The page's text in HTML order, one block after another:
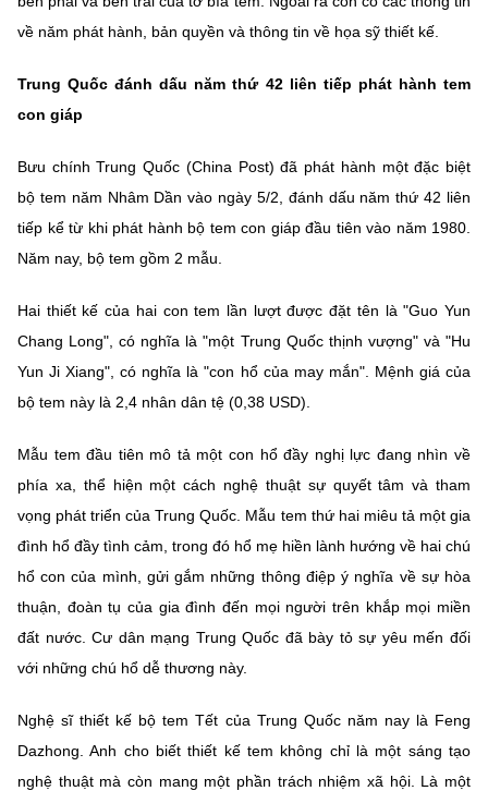
về năm phát hành, bản quyền và thông tin về họa sỹ thiết kế.
Trung Quốc đánh dấu năm thứ 42 liên tiếp phát hành tem
con giáp
Bưu chính Trung Quốc (China Post) đã phát hành một đặc biệt
bộ tem năm Nhâm Dần vào ngày 5/2, đánh dấu năm thứ 42 liên
tiếp kể từ khi phát hành bộ tem con giáp đầu tiên vào năm 1980.
Năm nay, bộ tem gồm 2 mẫu.
Hai thiết kế của hai con tem lần lượt được đặt tên là "Guo Yun
Chang Long", có nghĩa là "một Trung Quốc thịnh vượng" và "Hu
Yun Ji Xiang", có nghĩa là "con hổ của may mắn". Mệnh giá của
bộ tem này là 2,4 nhân dân tệ (0,38 USD).
Mẫu tem đầu tiên mô tả một con hổ đầy nghị lực đang nhìn về
phía xa, thể hiện một cách nghệ thuật sự quyết tâm và tham
vọng phát triển của Trung Quốc. Mẫu tem thứ hai miêu tả một gia
đình hổ đầy tình cảm, trong đó hổ mẹ hiền lành hướng về hai chú
hổ con của mình, gửi gắm những thông điệp ý nghĩa về sự hòa
thuận, đoàn tụ của gia đình đến mọi người trên khắp mọi miền
đất nước. Cư dân mạng Trung Quốc đã bày tỏ sự yêu mến đối
với những chú hổ dễ thương này.
Nghệ sĩ thiết kế bộ tem Tết của Trung Quốc năm nay là Feng
Dazhong. Anh cho biết thiết kế tem không chỉ là một sáng tạo
nghệ thuật mà còn mang một phần trách nhiệm xã hội. Là một